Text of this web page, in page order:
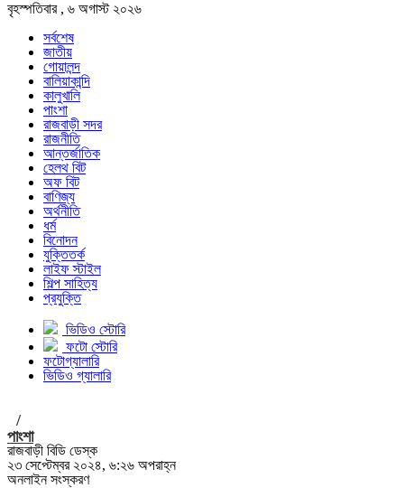
বৃহস্পতিবার , ৬ অগাস্ট ২০২৬
সর্বশেষ
জাতীয়
গোয়ালন্দ
বালিয়াকান্দি
কালুখালি
পাংশা
রাজবাড়ী সদর
রাজনীতি
আন্তর্জাতিক
হেলথ বিট
অফ বিট
বাণিজ্য
অর্থনীতি
ধর্ম
বিনোদন
যুক্তিতর্ক
লাইফ স্টাইল
শিল্প সাহিত্য
প্রযুক্তি
ভিডিও স্টোরি
ফটো স্টোরি
ফটোগ্যালারি
ভিডিও গ্যালারি
/
পাংশা
রাজবাড়ী বিডি ডেস্ক
২৩ সেপ্টেম্বর ২০২৪, ৬:২৬ অপরাহ্ন
অনলাইন সংস্করণ